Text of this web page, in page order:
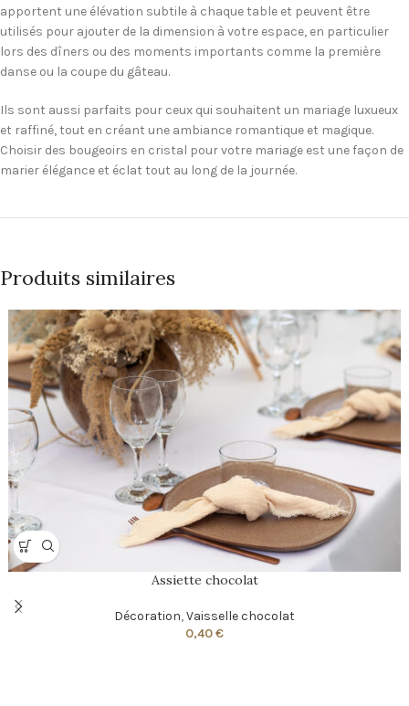
apportent une élévation subtile à chaque table et peuvent être
utilisés pour ajouter de la dimension à votre espace, en particulier
lors des dîners ou des moments importants comme la première
danse ou la coupe du gâteau.
Ils sont aussi parfaits pour ceux qui souhaitent un mariage luxueux
et raffiné, tout en créant une ambiance romantique et magique.
Choisir des bougeoirs en cristal pour votre mariage est une façon de
marier élégance et éclat tout au long de la journée.
Produits similaires
Assiette chocolat
Décoration,Vaisselle chocolat
0,40€